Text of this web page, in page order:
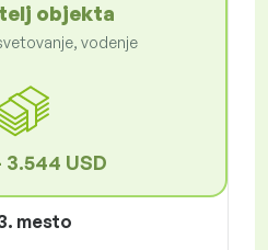
objekta
vodenje
3.544 USD
mesto